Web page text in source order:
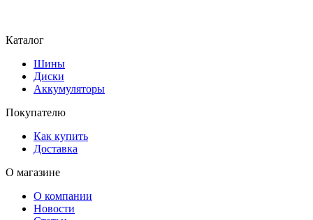
Каталог
Шины
Диски
Аккумуляторы
Покупателю
Как купить
Доставка
О магазине
О компании
Новости